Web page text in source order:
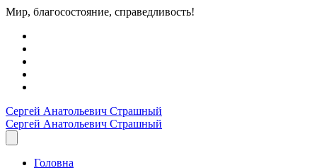
Мир, благосостояние, справедливость!
Сергей Анатольевич Страшный
Сергей Анатольевич Страшный
Головна